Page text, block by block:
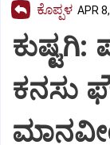
ಕೊಪ್ಪಳ APR
ಕುಷ್ಟಗಿ:
ಕನಸು